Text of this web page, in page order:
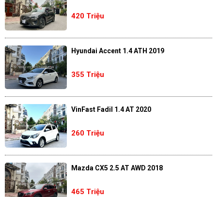
420 Triệu
Hyundai Accent 1.4 ATH 2019
355 Triệu
VinFast Fadil 1.4 AT 2020
260 Triệu
Mazda CX5 2.5 AT AWD 2018
465 Triệu